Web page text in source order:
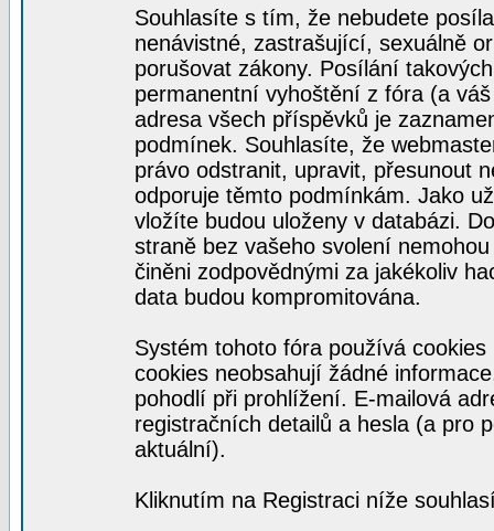
Souhlasíte s tím, že nebudete
nenávistné, zastrašující, sexuálně
porušovat zákony. Posílání
permanentní vyhoštění z fóra (a
adresa všech příspěvků je
podmínek. Souhlasíte, že
právo odstranit, upravit, přesunout
odporuje těmto podmínkám. Jako
vložíte budou uloženy v databázi.
straně bez vašeho svolení
činěni zodpovědnými za jakékoliv
data budou kompromitována.
Systém tohoto fóra používá
cookies neobsahují žádné
pohodlí při prohlížení. E-mailová
registračních detailů a hesla (a pro
aktuální).
Kliknutím na Registraci níže